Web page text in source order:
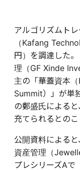
アルゴリズムト
（Kafang
円）を調達した
理（GF Xinde
主の「華蓋資本
Summit）」が単
の鄭盛氏による
充てられるとのこ
公開資料による
資産管理（
プレシリーズA